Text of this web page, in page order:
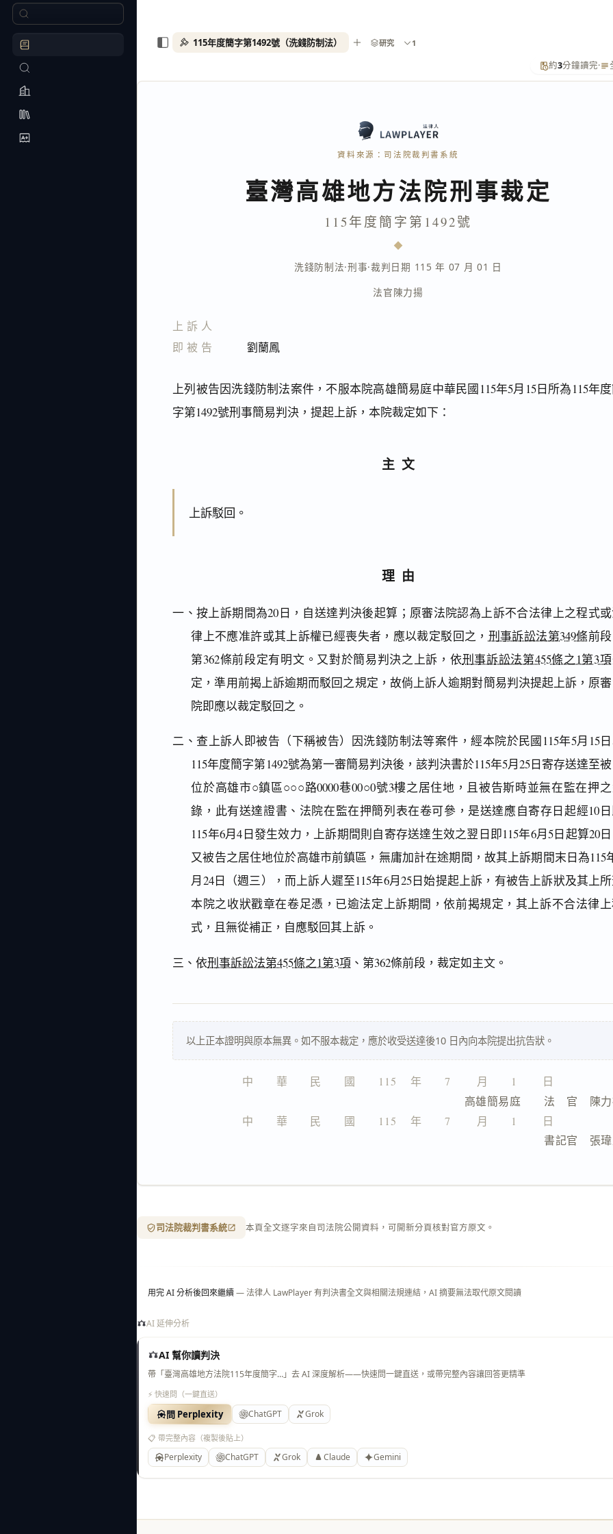
約3分鐘讀完·
資料來源：司法院裁判書系統
臺灣高雄地方法院刑事裁定
115年度簡字第1492號
洗錢防制法·刑事·裁判日期 115 年 07 月 01 日
法官陳力揚
上訴人
即被告
劉蘭鳳
上列被告因洗錢防制法案件，不服本院高雄簡易庭中華民國115年5月15日所為115年
字第1492號刑事簡易判決，提起上訴，本院裁定如下：
主文
上訴駁回。
理由
一、按上訴期間為20日，自送達判決後起算；原審法院認為上訴不合法律上之程式
律上不應准許或其上訴權已經喪失者，應以裁定駁回之， 刑事訴訟法第349條前
第362條前段定有明文。又對於簡易判決之上訴，依刑事訴訟法第455條之1第3項
定，準用前揭上訴逾期而駁回之規定，故倘上訴人逾期對簡易判決提起上訴，原
院即應以裁定駁回之。
二、查上訴人即被告（下稱被告）因洗錢防制法等案件，經本院於民國115年5月15
115年度簡字第1492號為第一審簡易判決後，該判決書於115年5月25日寄存送達至
位於高雄市○鎮區○○○路0000巷00○0號3樓之居住地，且被告斯時並無在監在押
錄，此有送達證書、法院在監在押簡列表在卷可參，是送達應自寄存日起經10
115年6月4日發生效力，上訴期間則自寄存送達生效之翌日即115年6月5日起算20
又被告之居住地位於高雄市前鎮區，無庸加計在途期間，故其上訴期間末日為115
月24日（週三），而上訴人遲至115年6月25日始提起上訴，有被告上訴狀及其上
本院之收狀戳章在卷足憑，已逾法定上訴期間，依前揭規定，其上訴不合法律
式，且無從補正，自應駁回其上訴。
三、依刑事訴訟法第455條之1第3項 、第362條前段，裁定如主文。
以上正本證明與原本無異。如不服本裁定，應於收受送達後10 日內向本院提出抗告狀。
中　　華　　民　　國　　115 　年　　7 　　月　　1 　　日
高雄簡易庭　　法　官　陳力
中　　華　　民　　國　　115 　年　　7 　　月　　1 　　日
書記官　張瑋
司法院裁判書系統 本頁全文逐字來自司法院公開資料，可開新分頁核對官方原文。
用完 AI 分析後回來繼續— 法律人 LawPlayer 有判決書全文與相關法規連結，AI 摘要無法取代原文閱讀
AI 延伸分析
AI 幫你讀判決
帶「臺灣高雄地方法院115年度簡字…」去 AI 深度解析——快速問一鍵直送，或帶完整內容讓回答更精準
⚡ 快速問（一鍵直送）
問 Perplexity ChatGPT Grok
📋 帶完整內容（複製後貼上）
Perplexity ChatGPT Grok Claude Gemini
115年度簡字第1492號（洗錢防制法） 研究 1